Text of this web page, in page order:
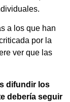
a los que han
por la
ver que las
difundir los
debería seguir